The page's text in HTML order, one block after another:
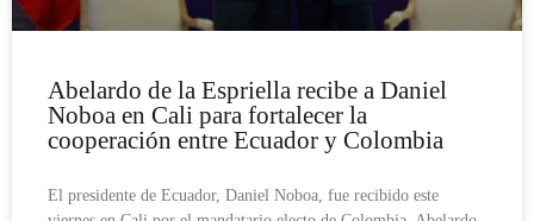
Abelardo de la Espriella recibe a Daniel
Noboa en Cali para fortalecer la
cooperación entre Ecuador y Colombia
El presidente de Ecuador, Daniel Noboa, fue recibido este